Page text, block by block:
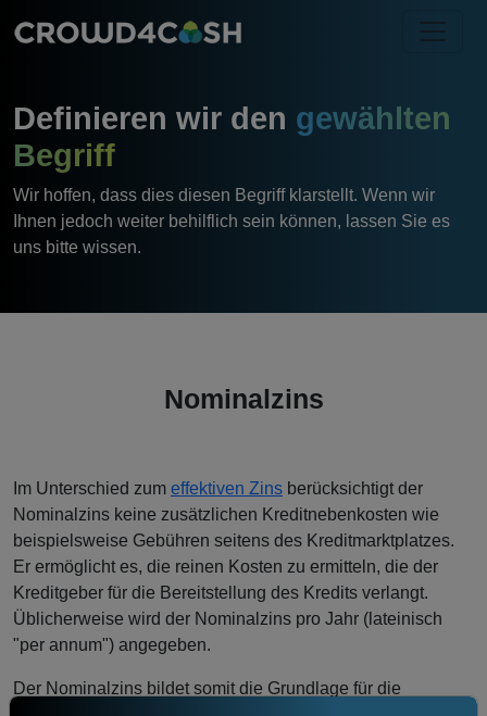
Definieren wir den gewählten
Begriff
Wir hoffen, dass dies diesen Begriff klarstellt. Wenn wir
Ihnen jedoch weiter behilflich sein können, lassen Sie es
uns bitte wissen.
Nominalzins
Im Unterschied zum effektiven Zins berücksichtigt der
Nominalzins keine zusätzlichen Kreditnebenkosten wie
beispielsweise Gebühren seitens des Kreditmarktplatzes.
Er ermöglicht es, die reinen Kosten zu ermitteln, die der
Kreditgeber für die Bereitstellung des Kredits verlangt.
Üblicherweise wird der Nominalzins pro Jahr (lateinisch
"per annum") angegeben.
Der Nominalzins bildet somit die Grundlage für die